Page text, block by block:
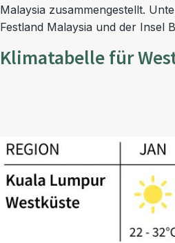
Malaysia zusammengestellt.
Festland Malaysia und der Insel
Klimatabelle für